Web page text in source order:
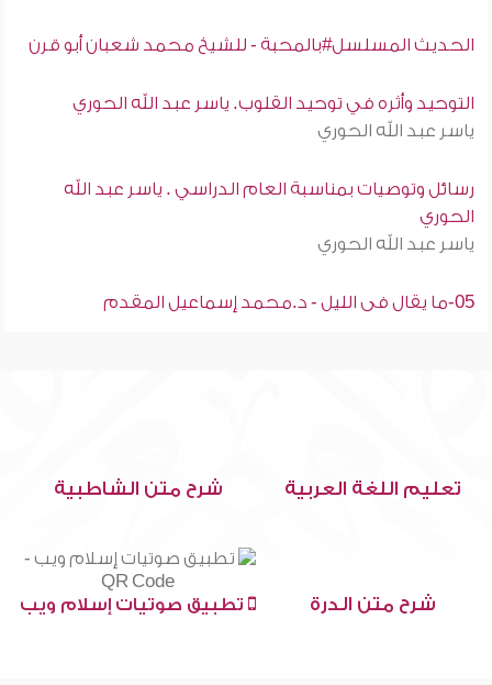
الحديث المسلسل#بالمحبة - للشيخ محمد شعبان أبو قرن
التوحيد وأثره في توحيد القلوب. ياسر عبد الله الحوري
ياسر عبد الله الحوري
رسائل وتوصيات بمناسبة العام الدراسي . ياسر عبد الله
الحوري
ياسر عبد الله الحوري
05-ما يقال فى الليل - د.محمد إسماعيل المقدم
تعليم اللغة العربية شرح متن الشاطبية
شرح متن الدرة تطبيق صوتيات إسلام ويب